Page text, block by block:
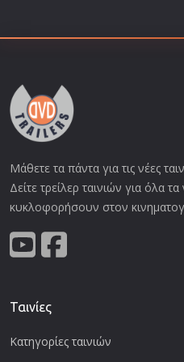
Μάθετε τα πάντα για τις νέες
Δείτε τρείλερ ταινιών για όλα
κυκλοφορήσουν στον
Ταινίες
Κατηγορίες ταινιών